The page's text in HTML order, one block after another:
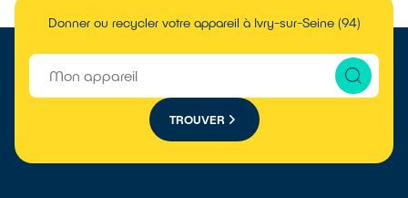
Donner ou recycler votre appareil à Ivry-sur-Seine (94)
TROUVER